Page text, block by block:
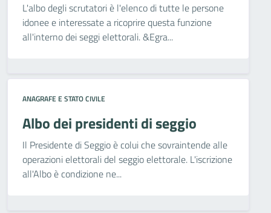
L'albo degli scrutatori è l'elenco di tutte le persone
idonee e interessate a ricoprire questa funzione
all'interno dei seggi elettorali. &Egra...
ANAGRAFE E STATO CIVILE
Albo dei presidenti di seggio
Il Presidente di Seggio è colui che sovraintende alle
operazioni elettorali del seggio elettorale. L'iscrizione
all'Albo è condizione ne...